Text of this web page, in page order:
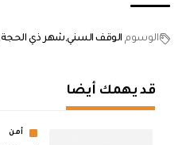
الوسوم الوقف السني شهر ذي الحجة
قد يهمك أيضا
أمن